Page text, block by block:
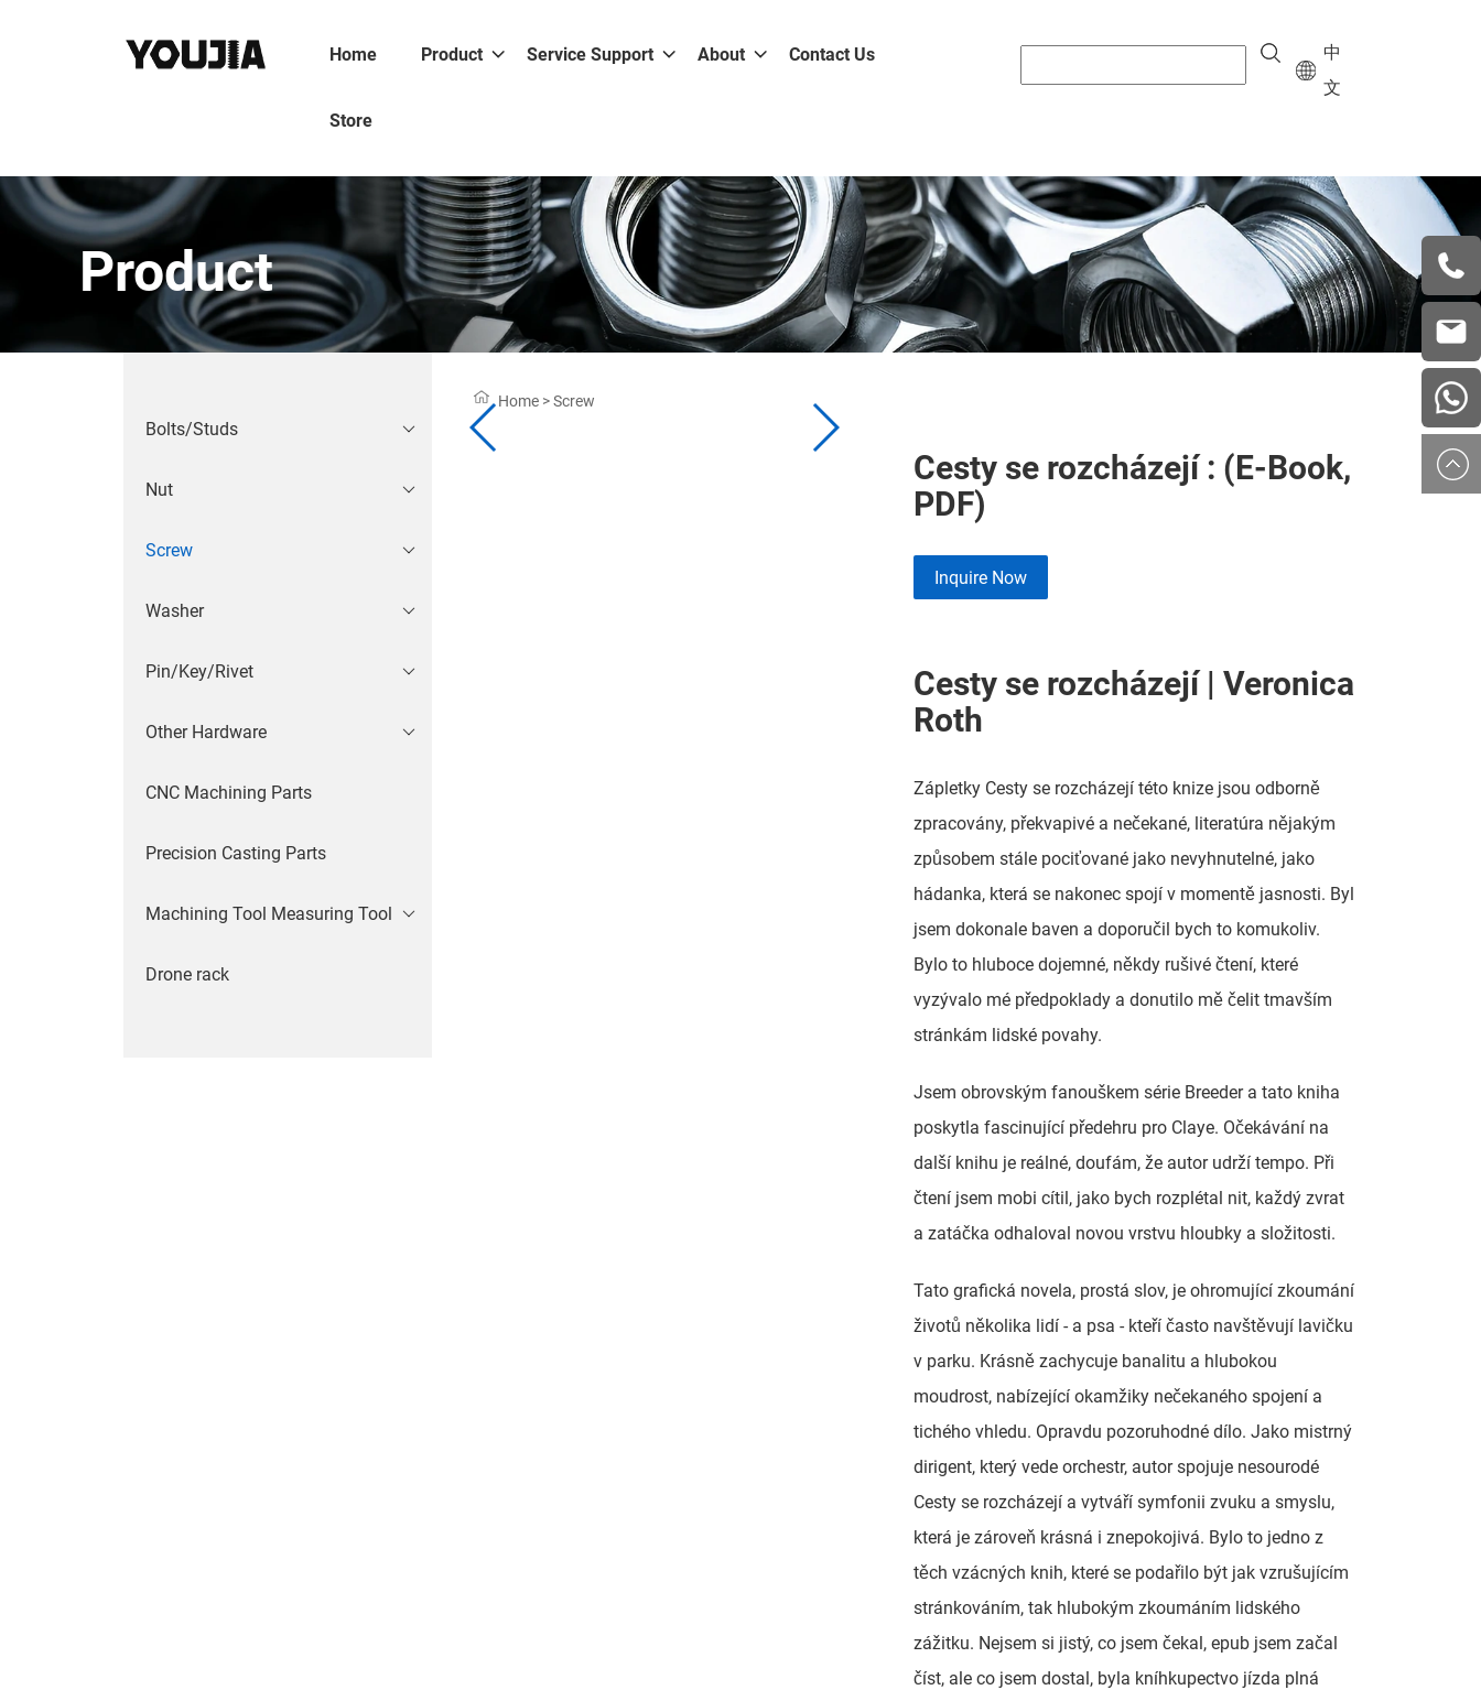
Home Product Service Support About Contact Us
Store
中
文
Product
Bolts/Studs
Nut
Screw
Washer
Pin/Key/Rivet
Other Hardware
CNC Machining Parts
Precision Casting Parts
Machining Tool Measuring Tool
Drone rack
Home>Screw
Cesty se rozcházejí : (E-Book,
PDF)
Inquire Now
Cesty se rozcházejí | Veronica
Roth
Zápletky Cesty se rozcházejí této knize jsou odborně
zpracovány, překvapivé a nečekané, literatúra nějakým
způsobem stále pociťované jako nevyhnutelné, jako
hádanka, která se nakonec spojí v momentě jasnosti. Byl
jsem dokonale baven a doporučil bych to komukoliv.
Bylo to hluboce dojemné, někdy rušivé čtení, které
vyzývalo mé předpoklady a donutilo mě čelit tmavším
stránkám lidské povahy.
Jsem obrovským fanouškem série Breeder a tato kniha
poskytla fascinující předehru pro Claye. Očekávání na
další knihu je reálné, doufám, že autor udrží tempo. Při
čtení jsem mobi cítil, jako bych rozplétal nit, každý zvrat
a zatáčka odhaloval novou vrstvu hloubky a složitosti.
Tato grafická novela, prostá slov, je ohromující zkoumání
životů několika lidí - a psa - kteří často navštěvují lavičku
v parku. Krásně zachycuje banalitu a hlubokou
moudrost, nabízející okamžiky nečekaného spojení a
tichého vhledu. Opravdu pozoruhodné dílo. Jako mistrný
dirigent, který vede orchestr, autor spojuje nesourodé
Cesty se rozcházejí a vytváří symfonii zvuku a smyslu,
která je zároveň krásná i znepokojivá. Bylo to jedno z
těch vzácných knih, které se podařilo být jak vzrušujícím
stránkováním, tak hlubokým zkoumáním lidského
zážitku. Nejsem si jistý, co jsem čekal, epub jsem začal
číst, ale co jsem dostal, byla kníhkupectvo jízda plná